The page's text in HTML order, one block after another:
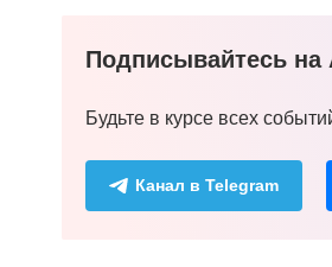
Подписывайтесь
Будьте в курсе всех
Канал в Telegram